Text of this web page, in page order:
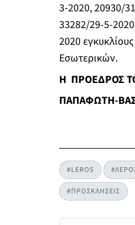
3-2020, 20930/
33282/29-5-
2020
Εσωτερικών.
Η ΠΡΟΕΔΡΟΣ
ΠΑΠΑΦΩΤΗ-
#LEROS
#ΠΡΟΣΚΛΗΣΕΙΣ